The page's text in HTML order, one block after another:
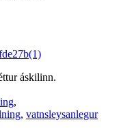
áskilinn.
,
, vatnsleysanlegur